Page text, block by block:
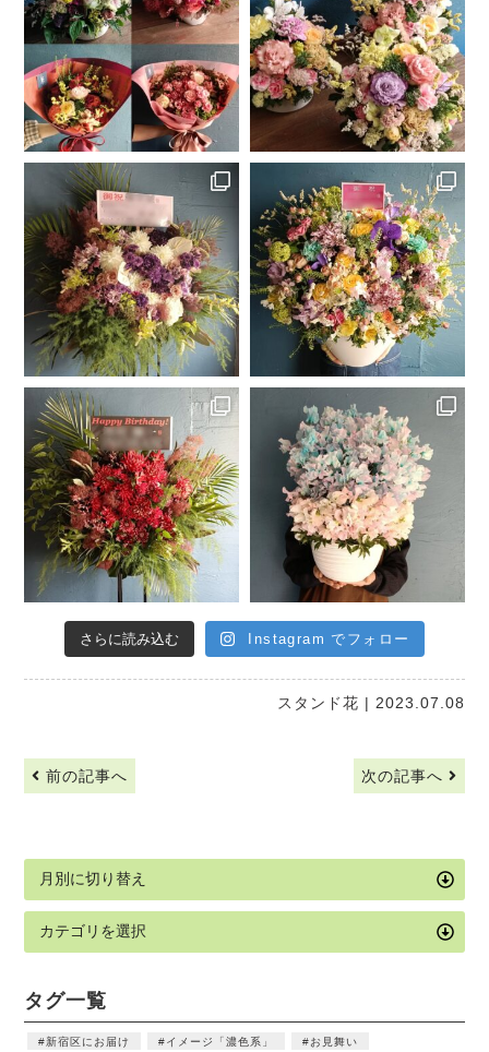
さらに読み込む Instagram でフォロー
スタンド花 | 2023.07.08
前の記事へ 次の記事へ
タグ一覧
新宿区にお届け イメージ「濃色系」
お見舞い